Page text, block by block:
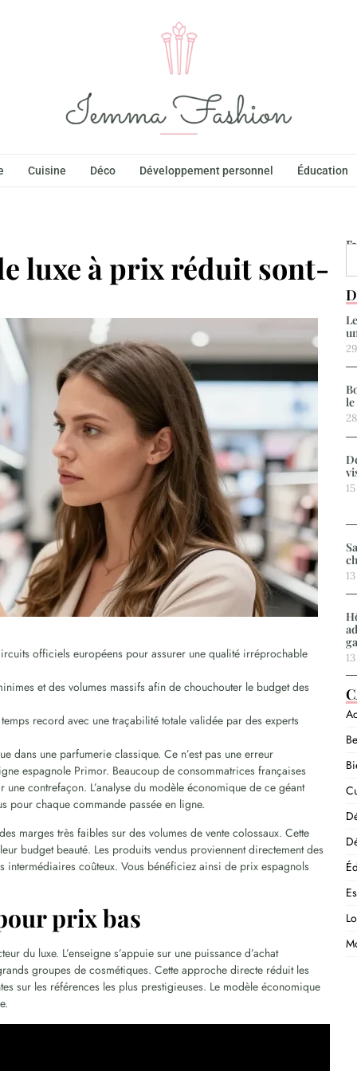
Cuisine Déco Développement personnel Éducation
le
luxe à prix réduit sont-
officiels européens pour assurer une qualité irréprochable
et des volumes massifs afin de chouchouter le budget des
record avec une traçabilité totale validée par des experts
dans une parfumerie classique. Ce n’est pas une erreur
espagnole Primor. Beaucoup de consommatrices françaises
contrefaçon. L’analyse du modèle économique de ce géant
pour chaque commande passée en ligne.
marges très faibles sur des volumes de vente colossaux. Cette
budget beauté. Les produits vendus proviennent directement des
coûteux. Vous bénéficiez ainsi de prix espagnols
prix bas
du luxe. L’enseigne s’appuie sur une puissance d’achat
groupes de cosmétiques. Cette approche directe réduit les
sur les références les plus prestigieuses. Le modèle économique